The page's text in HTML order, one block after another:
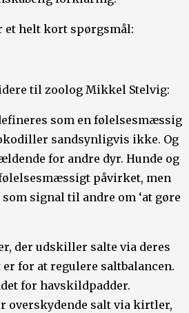
et helt kort spørgsmål:
til zoolog Mikkel Stelvig:
som en følelsesmæssig
sandsynligvis ikke. Og
for andre dyr. Hunde og
påvirket, men
signal til andre om ‘at gøre
der udskiller salte via deres
for at regulere saltbalancen.
for havskildpadder.
salt via kirtler,